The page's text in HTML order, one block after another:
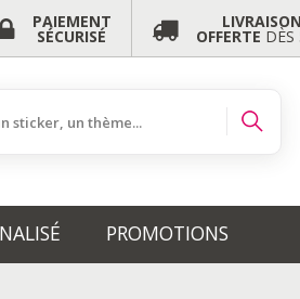
PAIEMENT
SÉCURISÉ
LIVRAISON
OFFERTE
PROMOTIONS